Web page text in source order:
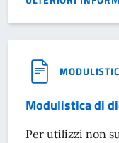
REGOLAMENTO
Modulistica di
Per utilizzi non